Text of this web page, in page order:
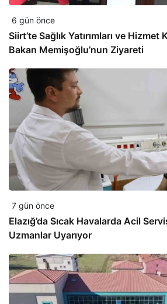
6 gün önce
Siirt’te Sağlık Yatırımları ve Hizmet
Bakan Memişoğlu’nun Ziyareti
7 gün önce
Elazığ’da Sıcak Havalarda Acil
Uzmanlar Uyarıyor